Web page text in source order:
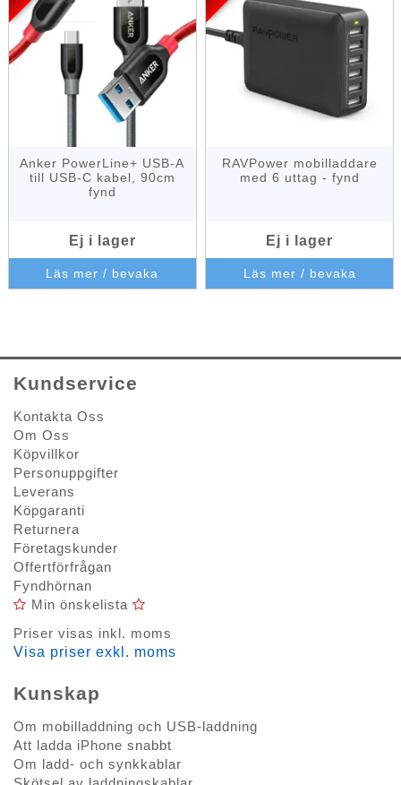
Anker PowerLine+ USB-A
till USB-C kabel, 90cm
fynd
Ej i lager
Läs mer / bevaka
RAVPower mobilladdare
med 6 uttag - fynd
Ej i lager
Läs mer / bevaka
Kundservice
Kontakta Oss
Om Oss
Köpvillkor
Personuppgifter
Leverans
Köpgaranti
Returnera
Företagskunder
Offertförfrågan
Fyndhörnan
Min önskelista
Priser visas inkl. moms
Visa priser exkl. moms
Kunskap
Om mobilladdning och USB-laddning
Att ladda iPhone snabbt
Om ladd- och synkkablar